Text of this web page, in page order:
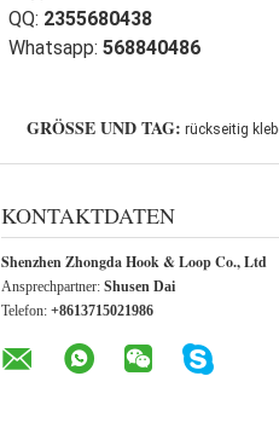
QQ: 2355680438
Whatsapp: 568840486
GRÖSSE UND TAG: rückseitig
KONTAKTDATEN
Shenzhen Zhongda Hook & Loop Co., Ltd
Ansprechpartner: Shusen Dai
Telefon: +8613715021986